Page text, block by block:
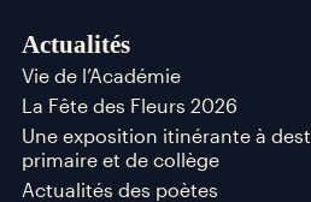
Actualités
Vie de l’Académie
La Fête des Fleurs 2026
Une exposition itinérante à
primaire et de collège
Actualités des poètes